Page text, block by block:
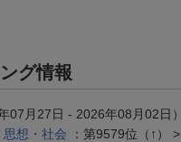
グ情報
07月27日 - 2026年08月02日）
思想・社会 ：第9579位（↑） >